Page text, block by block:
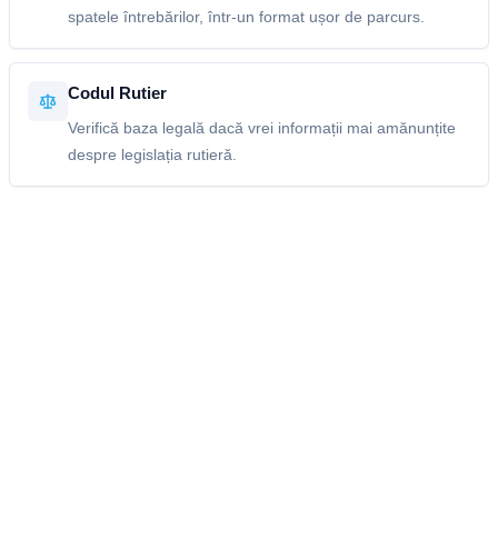
spatele întrebărilor, într-un format ușor de parcurs.
Codul Rutier
Verifică baza legală dacă vrei informații mai amănunțite
despre legislația rutieră.